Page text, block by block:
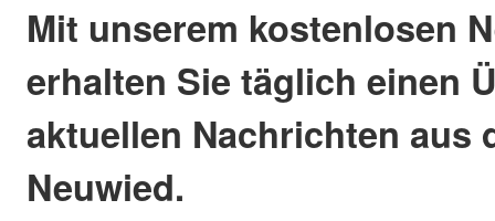
Mit unserem kostenlosen
erhalten Sie täglich einen
aktuellen Nachrichten aus
Neuwied.